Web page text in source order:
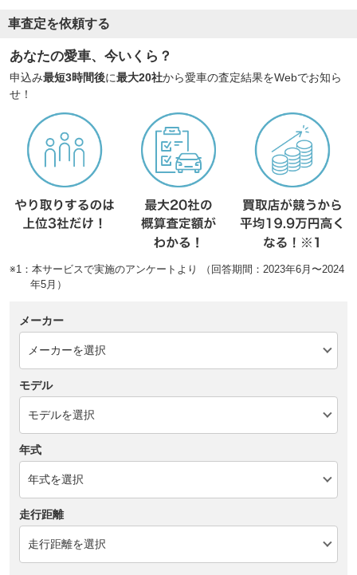
車査定を依頼する
あなたの愛車、今いくら？
申込み最短3時間後に最大20社から愛車の査定結果をWebでお知ら
せ！
※1：本サービスで実施のアンケートより （回答期間：2023年6月〜2024
年5月）
メーカー
モデル
年式
走行距離